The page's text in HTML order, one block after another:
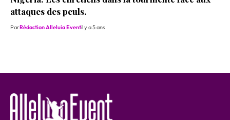
attaques des peuls.
ParRédaction Alleluia Eventil y a 5 ans